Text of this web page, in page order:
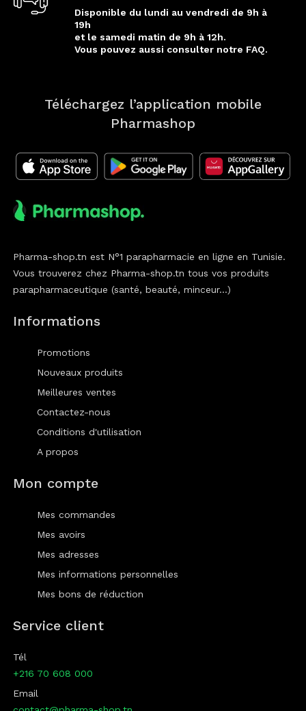
Disponible du lundi au vendredi de 9h à
19h
et le samedi matin de 9h à 12h.
Vous pouvez aussi consulter notre FAQ.
Téléchargez l’application mobile
Pharmashop
Pharma-shop.tn est N°1 parapharmacie en ligne en Tunisie.
Vous trouverez chez Pharma-shop.tn tous vos produits
parapharmaceutique (santé, beauté, minceur...)
Informations
Promotions
Nouveaux produits
Meilleures ventes
Contactez-nous
Conditions d'utilisation
A propos
Mon compte
Mes commandes
Mes avoirs
Mes adresses
Mes informations personnelles
Mes bons de réduction
Service client
Tél
+216 70 608 000
Email